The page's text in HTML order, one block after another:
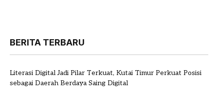
BERITA TERBARU
Literasi Digital Jadi Pilar Terkuat, Kutai Timur Perkuat Posisi
sebagai Daerah Berdaya Saing Digital